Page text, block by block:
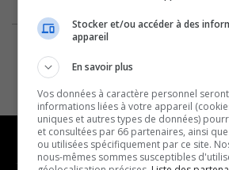
Stocker et/ou accéder à des
appareil
En savoir plus
Vos données à caractère personnel
informations liées à votre appareil
uniques et autres types de données)
et consultées par 66 partenaires, ainsi
ou utilisées spécifiquement par ce site.
nous-mêmes sommes susceptibles